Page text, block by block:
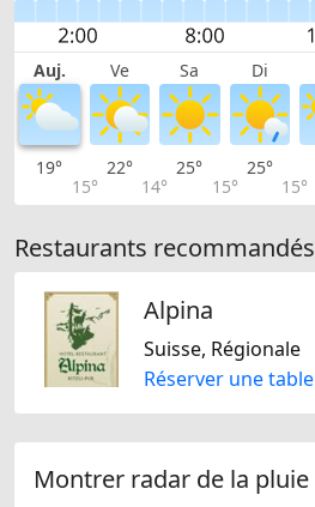
Auj. Ve Sa Di
19°
15°
22°
14°
25°
15°
25°
15°
Restaurants recommandés
Alpina
Suisse, Régionale
Réserver une table
Montrer radar de la pluie